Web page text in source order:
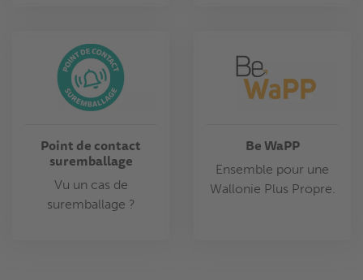
Point de contact
suremballage
Vu un cas de
suremballage ?
Be WaPP
Ensemble pour une
Wallonie Plus Propre.